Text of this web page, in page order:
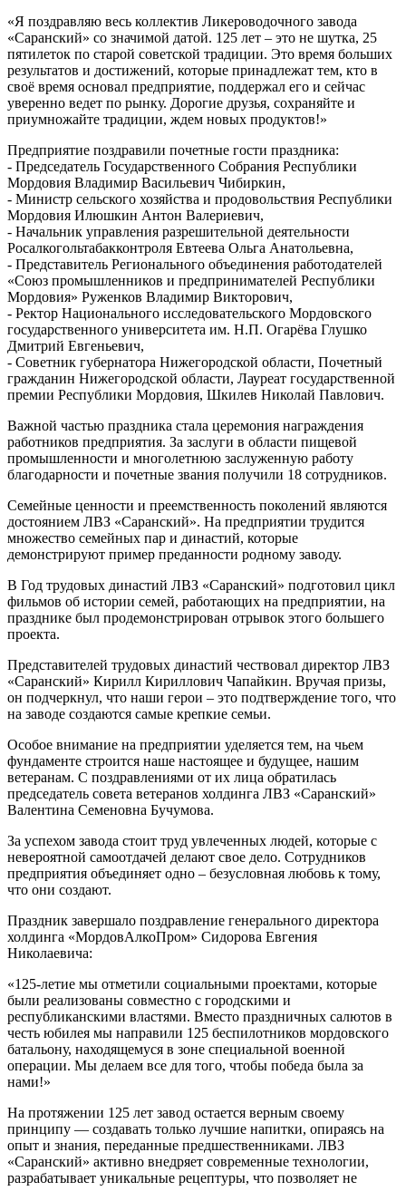
«Я поздравляю весь коллектив Ликероводочного завода
«Саранский» со значимой датой. 125 лет – это не шутка, 25
пятилеток по старой советской традиции. Это время больших
результатов и достижений, которые принадлежат тем, кто в
своё время основал предприятие, поддержал его и сейчас
уверенно ведет по рынку. Дорогие друзья, сохраняйте и
приумножайте традиции, ждем новых продуктов!»
Предприятие поздравили почетные гости праздника:
- Председатель Государственного Собрания Республики
Мордовия Владимир Васильевич Чибиркин,
- Министр сельского хозяйства и продовольствия Республики
Мордовия Илюшкин Антон Валериевич,
- Начальник управления разрешительной деятельности
Росалкогольтабакконтроля Евтеева Ольга Анатольевна,
- Представитель Регионального объединения работодателей
«Союз промышленников и предпринимателей Республики
Мордовия» Руженков Владимир Викторович,
- Ректор Национального исследовательского Мордовского
государственного университета им. Н.П. Огарёва Глушко
Дмитрий Евгеньевич,
- Советник губернатора Нижегородской области, Почетный
гражданин Нижегородской области, Лауреат государственной
премии Республики Мордовия, Шкилев Николай Павлович.
Важной частью праздника стала церемония награждения
работников предприятия. За заслуги в области пищевой
промышленности и многолетнюю заслуженную работу
благодарности и почетные звания получили 18 сотрудников.
Семейные ценности и преемственность поколений являются
достоянием ЛВЗ «Саранский». На предприятии трудится
множество семейных пар и династий, которые
демонстрируют пример преданности родному заводу.
В Год трудовых династий ЛВЗ «Саранский» подготовил цикл
фильмов об истории семей, работающих на предприятии, на
празднике был продемонстрирован отрывок этого большего
проекта.
Представителей трудовых династий чествовал директор ЛВЗ
«Саранский» Кирилл Кириллович Чапайкин. Вручая призы,
он подчеркнул, что наши герои – это подтверждение того, что
на заводе создаются самые крепкие семьи.
Особое внимание на предприятии уделяется тем, на чьем
фундаменте строится наше настоящее и будущее, нашим
ветеранам. С поздравлениями от их лица обратилась
председатель совета ветеранов холдинга ЛВЗ «Саранский»
Валентина Семеновна Бучумова.
За успехом завода стоит труд увлеченных людей, которые с
невероятной самоотдачей делают свое дело. Сотрудников
предприятия объединяет одно – безусловная любовь к тому,
что они создают.
Праздник завершало поздравление генерального директора
холдинга «МордовАлкоПром» Сидорова Евгения
Николаевича:
«125-летие мы отметили социальными проектами, которые
были реализованы совместно с городскими и
республиканскими властями. Вместо праздничных салютов в
честь юбилея мы направили 125 беспилотников мордовского
батальону, находящемуся в зоне специальной военной
операции. Мы делаем все для того, чтобы победа была за
нами!»
На протяжении 125 лет завод остается верным своему
принципу — создавать только лучшие напитки, опираясь на
опыт и знания, переданные предшественниками. ЛВЗ
«Саранский» активно внедряет современные технологии,
разрабатывает уникальные рецептуры, что позволяет не